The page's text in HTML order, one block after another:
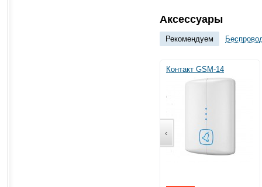
Аксессуары
Рекомендуем
‹
Контакт GSM-14